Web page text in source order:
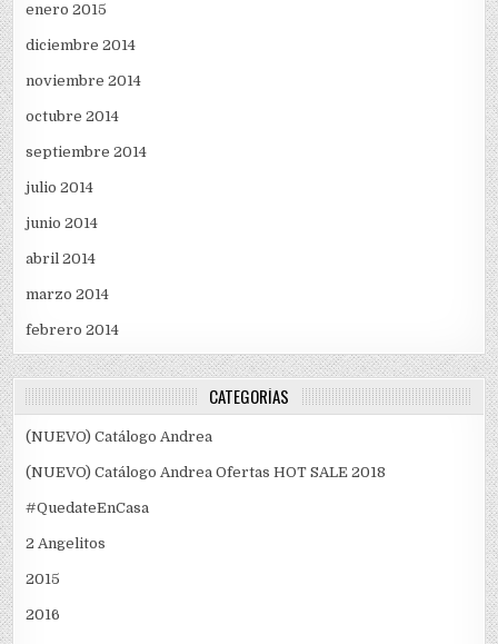
enero 2015
diciembre 2014
noviembre 2014
octubre 2014
septiembre 2014
julio 2014
junio 2014
abril 2014
marzo 2014
febrero 2014
CATEGORÍAS
(NUEVO) Catálogo Andrea
(NUEVO) Catálogo Andrea Ofertas HOT SALE 2018
#QuedateEnCasa
2 Angelitos
2015
2016